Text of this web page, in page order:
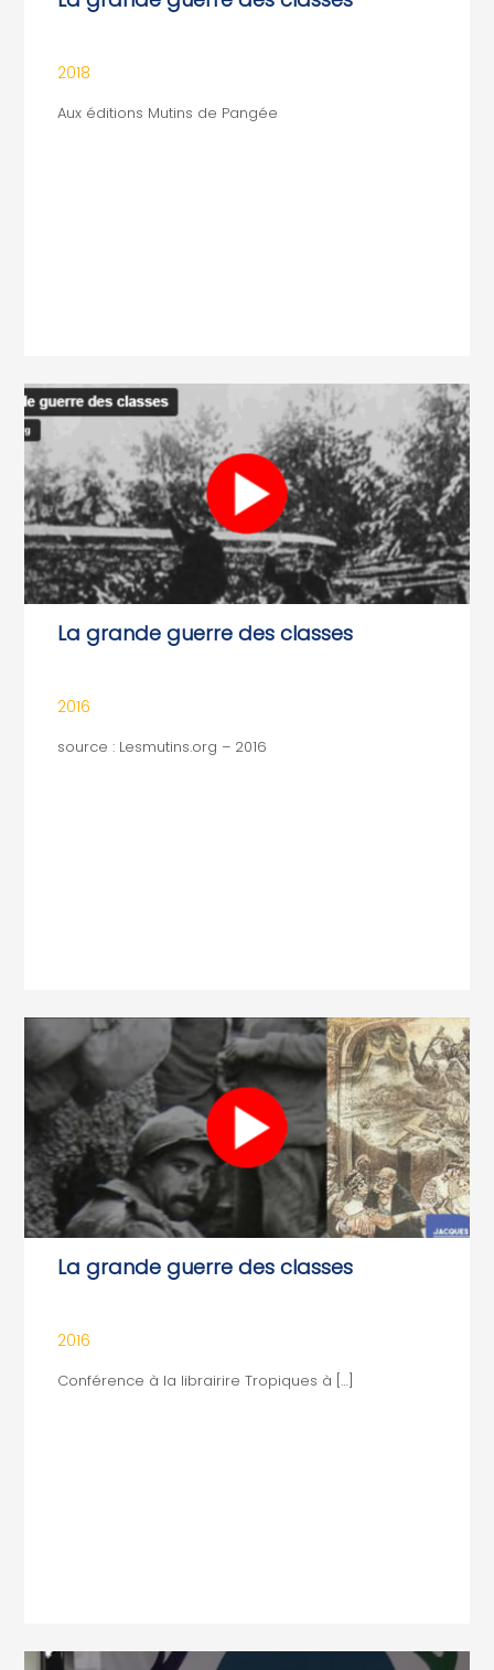
2018
Aux éditions Mutins de Pangée
La grande guerre des classes
2016
source : Lesmutins.org – 2016
La grande guerre des classes
2016
Conférence à la librairire Tropiques à […]